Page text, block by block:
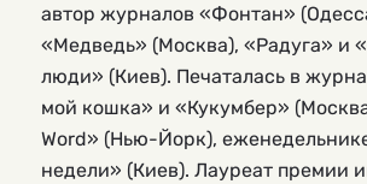
автор журналов «Фонтан»
«Медведь» (Москва), «Радуга» и
люди» (Киев). Печаталась в
мой кошка» и «Кукумбер»
Word» (Нью-Йорк),
недели» (Киев). Лауреат премии